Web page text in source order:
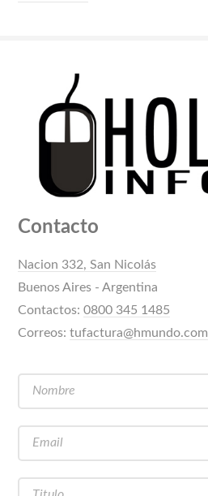
Contacto
Nacion 332, San Nicolás
Buenos Aires - Argentina
Contactos:0800 345 1485
Correos:tufactura@hmundo.com